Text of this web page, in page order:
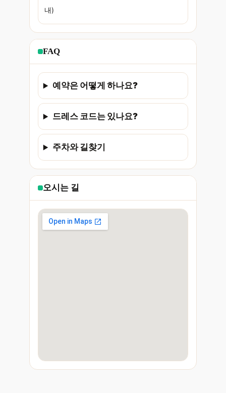
내)
FAQ
예약은 어떻게 하나요?
드레스 코드는 있나요?
주차와 길찾기
오시는 길